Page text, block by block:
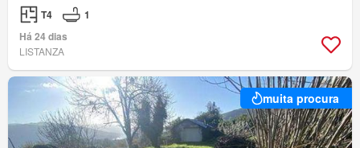
T4
1
Há 24 dias
LISTANZA
muita procura